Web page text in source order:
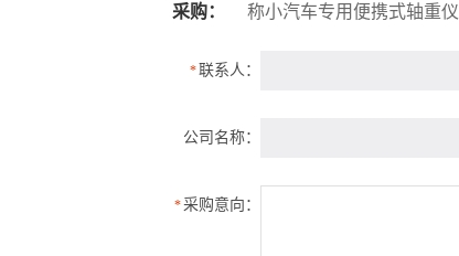
采购： 称小汽车专用便携式轴重仪
*联系人：
公司名称：
*采购意向：